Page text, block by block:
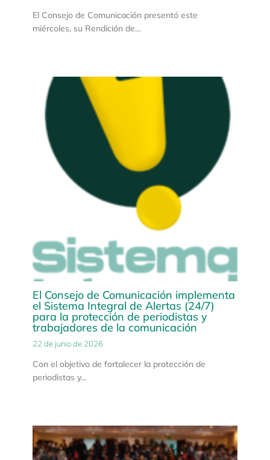
El Consejo de Comunicación presentó este
miércoles, su Rendición de…
El Consejo de Comunicación implementa
el Sistema Integral de Alertas (24/7)
para la protección de periodistas y
trabajadores de la comunicación
22 de junio de 2026
Con el objetivo de fortalecer la protección de
periodistas y…